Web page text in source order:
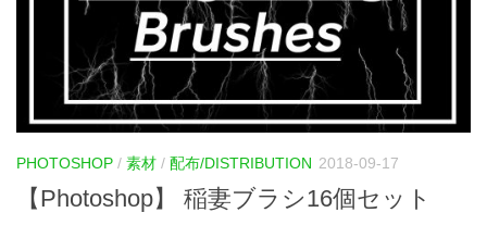
PHOTOSHOP / 素材 / 配布/DISTRIBUTION 2018-09-17
【Photoshop】 稲妻ブラシ16個セット